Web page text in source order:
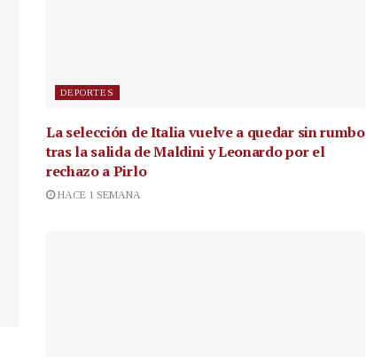
DEPORTES
La selección de Italia vuelve a quedar sin rumbo
tras la salida de Maldini y Leonardo por el
rechazo a Pirlo
HACE 1 SEMANA